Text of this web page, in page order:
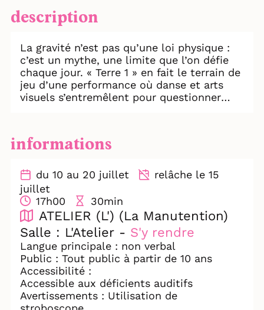
description
La gravité n’est pas qu’une loi physique :
c’est un mythe, une limite que l’on défie
chaque jour. « Terre 1 » en fait le terrain de
jeu d’une performance où danse et arts
visuels s’entremêlent pour questionner
Sur scène, Thibaut Eiferman incarne un
athlète de l’épuisement. Ses mouvements,
abandon, comme s’il cherchait, dans
chaque chute, une nouvelle façon de se
tenir debout. Autour de lui, trois toiles
monumentales, œuvres d’Alice Vasseur,
dessinent les étapes d’une vie, elles
deviennent à la fois décor et partenaire de
danse. La collaboration des deux artistes
donne naissance à un langage nouveau,
entre performance physique et réflexion
poétique.
informations
du 10 au 20 juillet
relâche le 15
juillet
17h00
30min
ATELIER (L') (La Manutention)
Salle : L'Atelier - S'y rendre
Langue principale : non verbal
Public : Tout public à partir de 10 ans
Accessibilité :
Accessible aux déficients auditifs
Avertissements : Utilisation de